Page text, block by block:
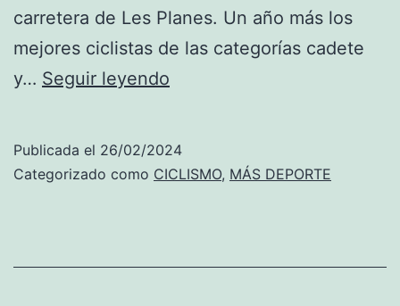
carretera de Les Planes. Un año más los
mejores ciclistas de las categorías cadete
y… Seguir leyendo
Samuel
Publicada el 26/02/2024
Categorizado como CICLISMO, MÁS DEPORTE